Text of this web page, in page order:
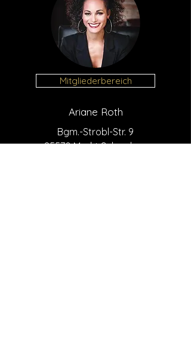
Mitgliederbereich
Ariane Roth
Bgm.-Strobl-Str. 9
85570 Markt Schwaben